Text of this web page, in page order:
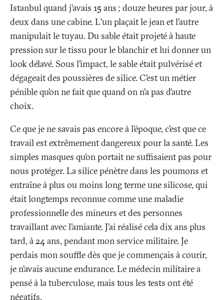
Istanbul quand j’avais 15 ans ; douze heures par jour, à
deux dans une cabine. L’un plaçait le jean et l’autre
manipulait le tuyau. Du sable était projeté à haute
pression sur le tissu pour le blanchir et lui donner un
look délavé. Sous l’impact, le sable était pulvérisé et
dégageait des poussières de silice. C’est un métier
pénible qu’on ne fait que quand on n’a pas d’autre
choix.
Ce que je ne savais pas encore à l’époque, c’est que ce
travail est extrêmement dangereux pour la santé. Les
simples masques qu’on portait ne suffisaient pas pour
nous protéger. La silice pénètre dans les poumons et
entraîne à plus ou moins long terme une silicose, qui
était longtemps reconnue comme une maladie
professionnelle des mineurs et des personnes
travaillant avec l’amiante. J’ai réalisé cela dix ans plus
tard, à 24 ans, pendant mon service militaire. Je
perdais mon souffle dès que je commençais à courir,
je n’avais aucune endurance. Le médecin militaire a
pensé à la tuberculose, mais tous les tests ont été
négatifs.